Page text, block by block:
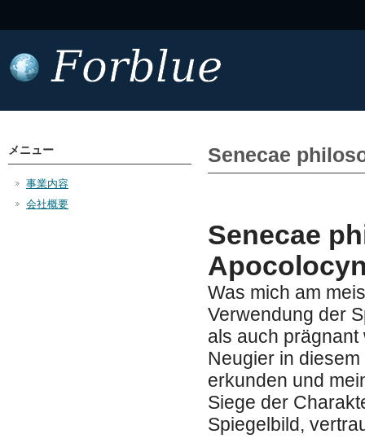
Senecae
Senecae
Was mich am
Verwendung der
als auch
Neugier in
erkunden und
Siege der
Spiegelbild,
メニュー
事業内容
会社概要